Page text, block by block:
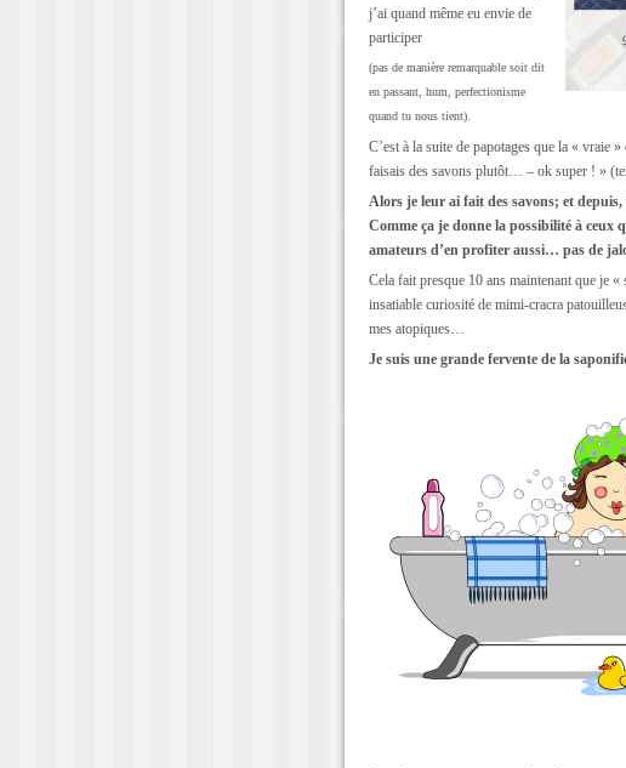
j’ai quand même eu envie de
participer
(pas de manière remarquable soit dit
en passant, hum, perfectionisme
quand tu nous tient).
C’est à la suite de papotages que la « vraie
faisais des savons plutôt… – ok super ! »
Alors je leur ai fait des savons; et
Comme ça je donne la possibilité à ceux
amateurs d’en profiter aussi… pas de
Cela fait presque 10 ans maintenant que je
insatiable curiosité de mimi-cracra
mes atopiques…
Je suis une grande fervente de la